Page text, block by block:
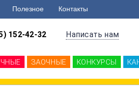
Полезное Контакты
152-42-32 Написать нам
ЗАОЧНЫЕ КОНКУРСЫ